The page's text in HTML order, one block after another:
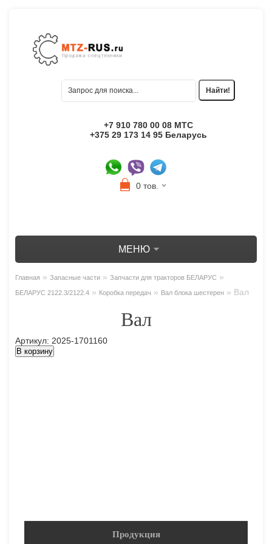
+7 910 780 00 08 МТС
+375 29 173 14 95 Беларусь
0 тов.
МЕНЮ
Главная » Запасные части » Запчасти для тракторов БЕЛАРУС »
БЕЛАРУС 2122.3/2122.4 » Коробка передач » Вал блока шестерен » Вал
Вал
Артикул: 2025-1701160
В корзину
Продукция